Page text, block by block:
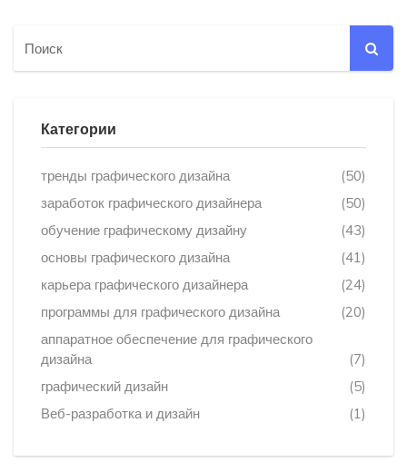
Категории
тренды графического дизайна
(50)
заработок графического дизайнера
(50)
обучение графическому дизайну
(43)
основы графического дизайна
(41)
карьера графического дизайнера
(24)
программы для графического дизайна
(20)
аппаратное обеспечение для графического
дизайна
(7)
графический дизайн
(5)
Веб-разработка и дизайн
(1)